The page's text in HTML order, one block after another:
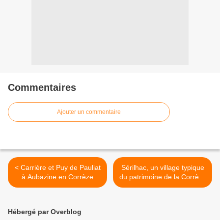
Commentaires
Ajouter un commentaire
< Carrière et Puy de Pauliat
à Aubazine en Corrèze
Sérilhac, un village typique
du patrimoine de la Corrèze
>
Hébergé par Overblog